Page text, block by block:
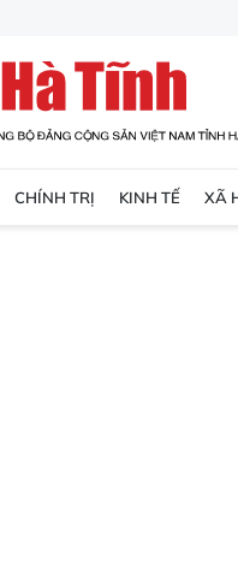
CHÍNH TRỊ KINH TẾ XÃ